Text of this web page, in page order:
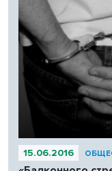
15.06.2016